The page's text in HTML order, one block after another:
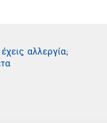
αλλεργία;